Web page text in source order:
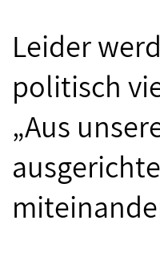
Leider
politisch
„Aus